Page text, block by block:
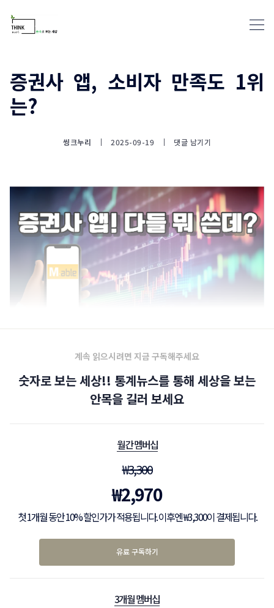
증권사 앱, 소비자 만족도 1위
는?
씽크누리 2025-09-19 댓글 남기기
계속 읽으시려면 지금 구독해주세요
숫자로 보는 세상!! 통계뉴스를 통해 세상을 보는
안목을 길러 보세요
월간 멤버십
₩3,300
₩2,970
첫 1개월 동안 10% 할인가가 적용됩니다. 이후엔 ₩3,300이 결제됩니다.
유료 구독하기
3개월 멤버십